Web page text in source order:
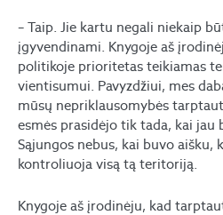
– Taip. Jie kartu negali niekaip
įgyvendinami. Knygoje aš
politikoje prioritetas teikiamas
vientisumui. Pavyzdžiui, mes
mūsų nepriklausomybės
esmės prasidėjo tik tada, kai jau
Sąjungos nebus, kai buvo aišku,
kontroliuoja visą tą teritoriją.
Knygoje aš įrodinėju, kad